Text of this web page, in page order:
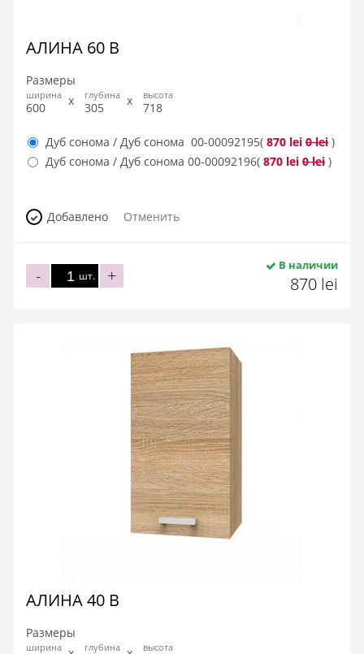
АЛИНА 60 В
Размеры
ширина
600
глубина
305
высота
718
Дуб сонома / Дуб сонома 00-00092195( 870 lei 0 lei )
Дуб сонома / Дуб сонома 00-00092196( 870 lei 0 lei )
Добавлено Отменить
шт. +
- В наличии
870 lei
АЛИНА 40 В
Размеры
ширина глубина высота